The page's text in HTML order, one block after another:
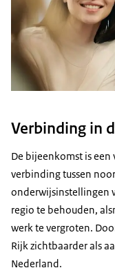
Verbinding in
De bijeenkomst is een
verbinding tussen
onderwijsinstellingen
regio te behouden,
werk te vergroten.
Rijk zichtbaarder als
Nederland.